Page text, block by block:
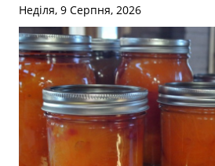
Неділя, 9 Серпня, 2026